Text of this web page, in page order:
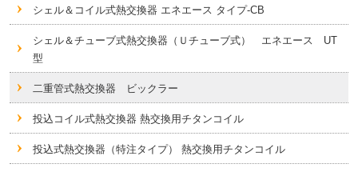
シェル＆コイル式熱交換器 エネエース タイプ-CB
シェル＆チューブ式熱交換器（Ｕチューブ式） エネエース UT
型
二重管式熱交換器 ビックラー
投込コイル式熱交換器 熱交換用チタンコイル
投込式熱交換器（特注タイプ） 熱交換用チタンコイル